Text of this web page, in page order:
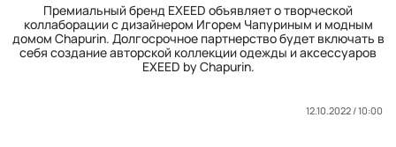
Премиальный бренд EXEED объявляет о творческой
коллаборации с дизайнером Игорем Чапуриным и модным
домом Chapurin. Долгосрочное партнерство будет включать в
себя создание авторской коллекции одежды и аксессуаров
EXEED by Chapurin.
12.10.2022 / 10:00